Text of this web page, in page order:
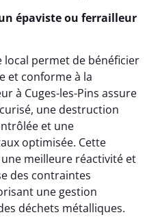
épaviste ou ferrailleur
local permet de bénéficier
et conforme à la
à Cuges-les-Pins assure
une destruction
et une
optimisée. Cette
meilleure réactivité et
des contraintes
une gestion
déchets métalliques.